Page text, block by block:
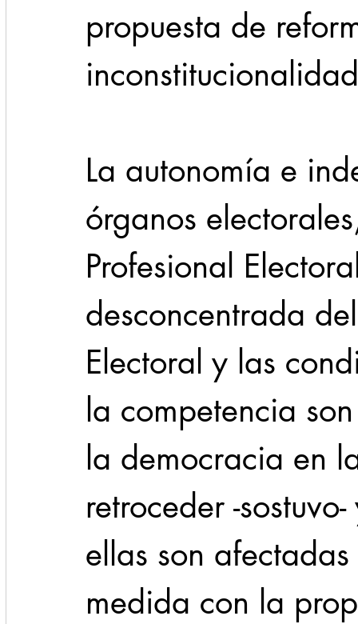
propuesta de
La autonomía e
órganos
Profesional
desconcentrada
Electoral y las
la competencia
la democracia en
retroceder -
ellas son
medida con la